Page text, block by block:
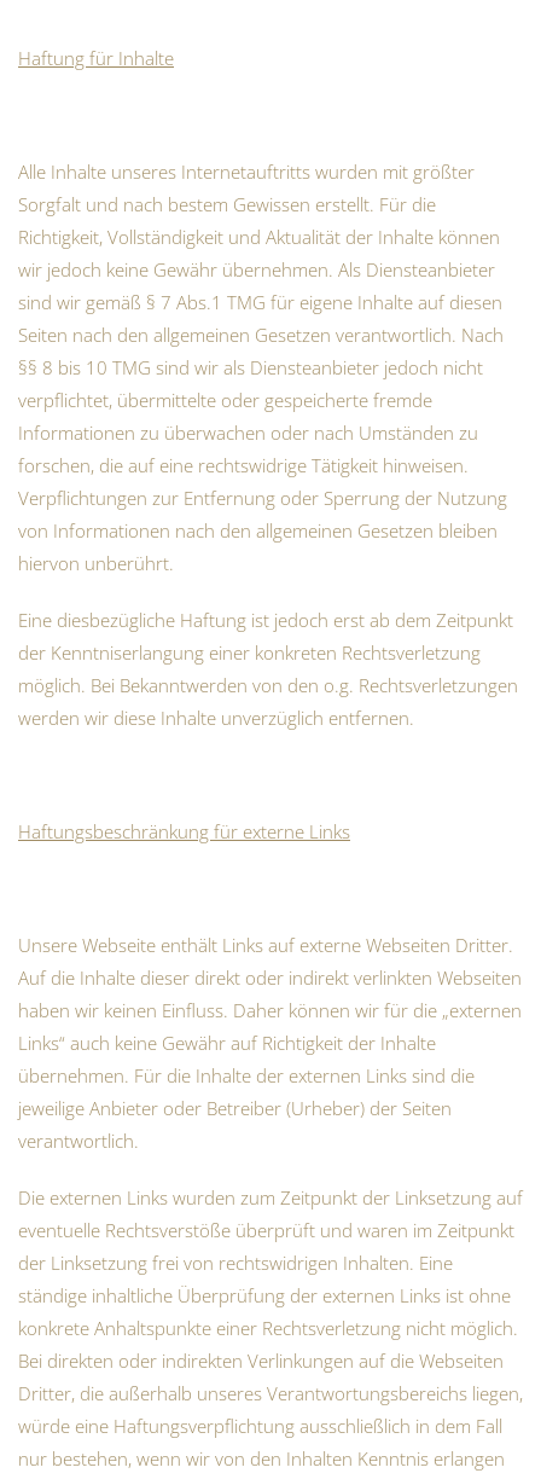
Haftung für Inhalte
Alle Inhalte unseres Internetauftritts wurden mit größter
Sorgfalt und nach bestem Gewissen erstellt. Für die
Richtigkeit, Vollständigkeit und Aktualität der Inhalte können
wir jedoch keine Gewähr übernehmen. Als Diensteanbieter
sind wir gemäß § 7 Abs.1 TMG für eigene Inhalte auf diesen
Seiten nach den allgemeinen Gesetzen verantwortlich. Nach
§§ 8 bis 10 TMG sind wir als Diensteanbieter jedoch nicht
verpflichtet, übermittelte oder gespeicherte fremde
Informationen zu überwachen oder nach Umständen zu
forschen, die auf eine rechtswidrige Tätigkeit hinweisen.
Verpflichtungen zur Entfernung oder Sperrung der Nutzung
von Informationen nach den allgemeinen Gesetzen bleiben
hiervon unberührt.
Eine diesbezügliche Haftung ist jedoch erst ab dem Zeitpunkt
der Kenntniserlangung einer konkreten Rechtsverletzung
möglich. Bei Bekanntwerden von den o.g. Rechtsverletzungen
werden wir diese Inhalte unverzüglich entfernen.
Haftungsbeschränkung für externe Links
Unsere Webseite enthält Links auf externe Webseiten Dritter.
Auf die Inhalte dieser direkt oder indirekt verlinkten Webseiten
haben wir keinen Einfluss. Daher können wir für die „externen
Links“ auch keine Gewähr auf Richtigkeit der Inhalte
übernehmen. Für die Inhalte der externen Links sind die
jeweilige Anbieter oder Betreiber (Urheber) der Seiten
verantwortlich.
Die externen Links wurden zum Zeitpunkt der Linksetzung auf
eventuelle Rechtsverstöße überprüft und waren im Zeitpunkt
der Linksetzung frei von rechtswidrigen Inhalten. Eine
ständige inhaltliche Überprüfung der externen Links ist ohne
konkrete Anhaltspunkte einer Rechtsverletzung nicht möglich.
Bei direkten oder indirekten Verlinkungen auf die Webseiten
Dritter, die außerhalb unseres Verantwortungsbereichs liegen,
würde eine Haftungsverpflichtung ausschließlich in dem Fall
nur bestehen, wenn wir von den Inhalten Kenntnis erlangen